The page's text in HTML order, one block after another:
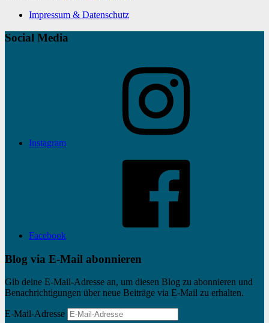
Impressum & Datenschutz
Social Media
Instagram
Facebook
Blog via E-Mail abonnieren
Gib deine E-Mail-Adresse an, um diesen Blog zu abonnieren und
Benachrichtigungen über neue Beiträge via E-Mail zu erhalten.
E-Mail-Adresse